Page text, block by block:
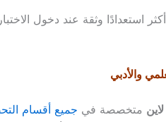
استعدادًا وثقة عند دخول
والأدبي
متخصصة في جميع أقسام